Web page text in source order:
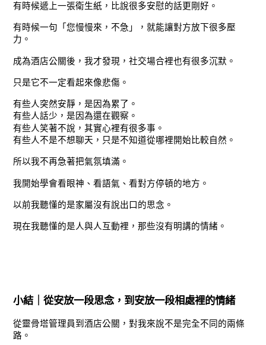
有時候遞上一張衛生紙，比說很多安慰的話更剛好。
有時候一句「您慢慢來，不急」，就能讓對方放下很多壓
力。
成為酒店公關後，我才發現，社交場合裡也有很多沉默。
只是它不一定看起來像悲傷。
有些人突然安靜，是因為累了。
有些人話少，是因為還在觀察。
有些人笑著不說，其實心裡有很多事。
有些人不是不想聊天，只是不知道從哪裡開始比較自然。
所以我不再急著把氣氛填滿。
我開始學會看眼神、看語氣、看對方停頓的地方。
以前我聽懂的是家屬沒有說出口的思念。
現在我聽懂的是人與人互動裡，那些沒有明講的情緒。
小結｜從安放一段思念，到安放一段相處裡的情緒
從靈骨塔管理員到酒店公關，對我來說不是完全不同的兩條
路。